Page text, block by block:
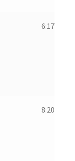
6:17
8:20